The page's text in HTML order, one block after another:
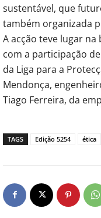
sustentável, que
também organizada
A acção teve lugar
com a participação
da Liga para a
Mendonça,
Tiago Ferreira, da
TAGS Edição 5254 ética